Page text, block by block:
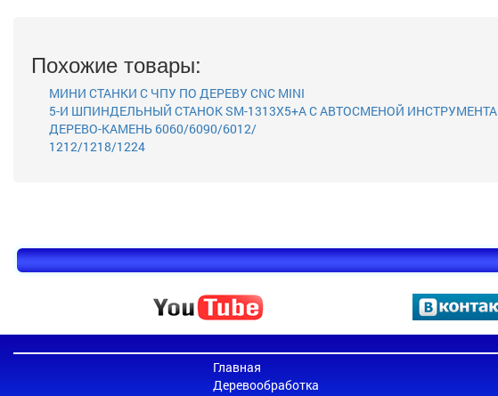
Похожие товары:
МИНИ СТАНКИ С ЧПУ ПО ДЕРЕВУ CNC MINI
5-И ШПИНДЕЛЬНЫЙ СТАНОК SM-1313X5+A С АВТОСМЕНОЙ ИНСТРУМЕНТА
ДЕРЕВО-КАМЕНЬ 6060/6090/6012/
1212/1218/1224
Главная
Деревообработка